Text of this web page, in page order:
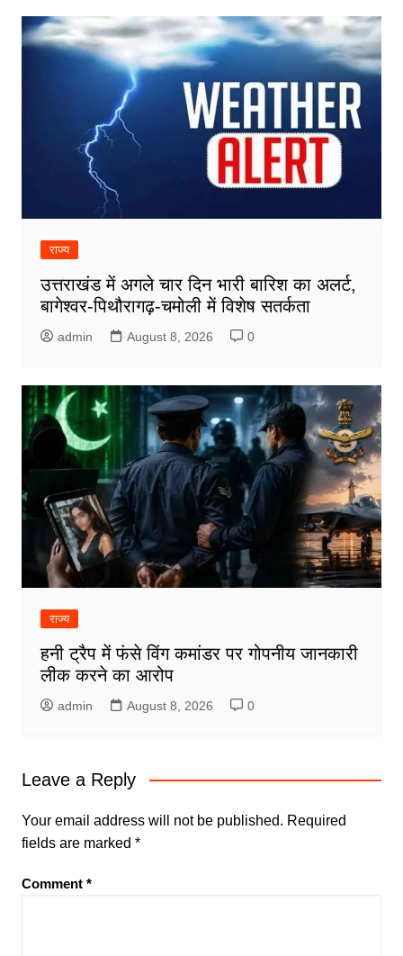
राज्य
उत्तराखंड में अगले चार दिन भारी बारिश का अलर्ट,
बागेश्वर-पिथौरागढ़-चमोली में विशेष सतर्कता
admin August 8, 2026 0
राज्य
हनी ट्रैप में फंसे विंग कमांडर पर गोपनीय जानकारी
लीक करने का आरोप
admin August 8, 2026 0
Leave a Reply
Your email address will not be published. Required
fields are marked *
Comment *